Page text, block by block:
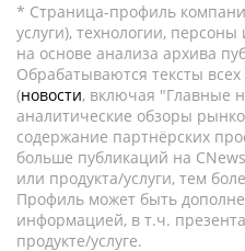
* Страница-профиль
услуги), технологии,
на основе анализа архива
Обрабатываются тексты
(новости, включая "Главные
аналитические обзоры
содержание партнёрских
больше публикаций на
или продукта/услуги, тем
Профиль может быть
информацией, в т.ч.
продукте/услуге.